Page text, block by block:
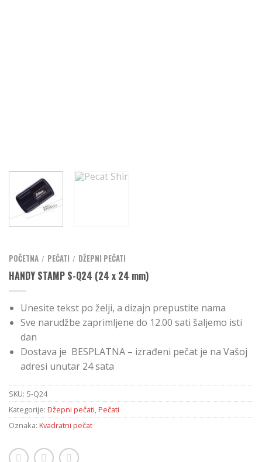
POČETNA / PEČATI / DŽEPNI PEČATI
HANDY STAMP S-Q24 (24 x 24 mm)
Unesite tekst po želji, a dizajn prepustite nama
Sve narudžbe zaprimljene do 12.00 sati šaljemo isti
dan
Dostava je BESPLATNA – izrađeni pečat je na Vašoj
adresi unutar 24 sata
SKU: S-Q24
Kategorije: Džepni pečati,Pečati
Oznaka: Kvadratni pečat